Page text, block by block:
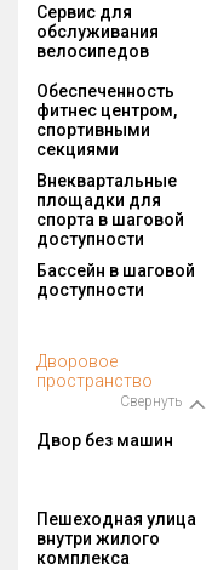
Сервис для
обслуживания
велосипедов
Обеспеченность
фитнес центром,
спортивными
секциями
Внеквартальные
площадки для
спорта в шаговой
доступности
Бассейн в шаговой
доступности
Дворовое
пространство
Свернуть
Двор без машин
Пешеходная улица
внутри жилого
комплекса